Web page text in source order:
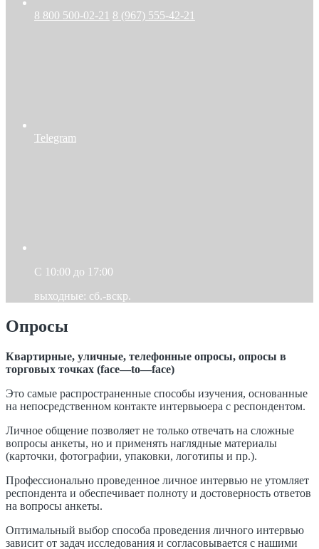
8 800 500-02-21 8 (967) 555-42-21
Telegram
C 10:00 до 17:00
выходные: сб.-вскр.
Опросы
Квартирные, уличные, телефонные опросы, опросы в
торговых точках (face—to—face)
Это самые распространенные способы изучения, основанные
на непосредственном контакте интервьюера с респондентом.
Личное общение позволяет не только отвечать на сложные
вопросы анкеты, но и применять наглядные материалы
(карточки, фотографии, упаковки, логотипы и пр.).
Профессионально проведенное личное интервью не утомляет
респондента и обеспечивает полноту и достоверность ответов
на вопросы анкеты.
Оптимальный выбор способа проведения личного интервью
зависит от задач исследования и согласовывается с нашими